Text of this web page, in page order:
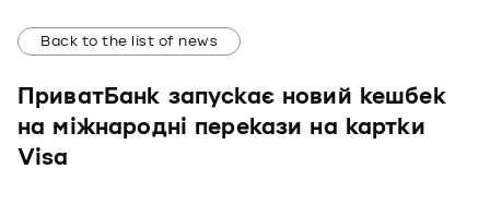
Back to the list of news
ПриватБанк запускає новий кешбек
на міжнародні перекази на картки
Visa